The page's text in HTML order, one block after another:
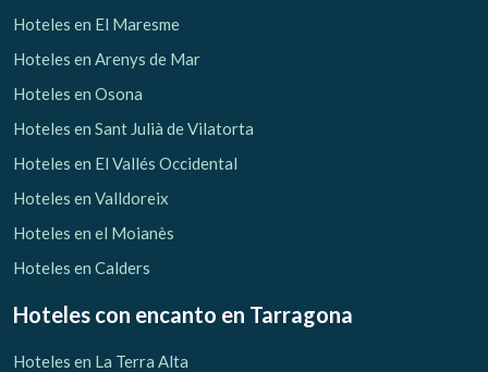
Hoteles en El Maresme
Hoteles en Arenys de Mar
Hoteles en Osona
Hoteles en Sant Julià de Vilatorta
Hoteles en El Vallés Occidental
Hoteles en Valldoreix
Hoteles en el Moianès
Hoteles en Calders
Hoteles con encanto en Tarragona
Hoteles en La Terra Alta